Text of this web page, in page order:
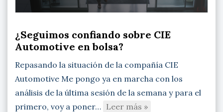
¿Seguimos confiando sobre CIE
Automotive en bolsa?
Repasando la situación de la compañía CIE
Automotive Me pongo ya en marcha con los
análisis de la última sesión de la semana y para el
primero, voy a poner… Leer más »